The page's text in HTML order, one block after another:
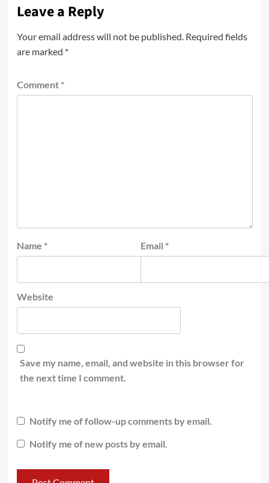
Leave a Reply
Your email address will not be published. Required fields
are marked *
Comment *
Name * Email *
Website
Save my name, email, and website in this browser for
the next time I comment.
Notify me of follow-up comments by email.
Notify me of new posts by email.